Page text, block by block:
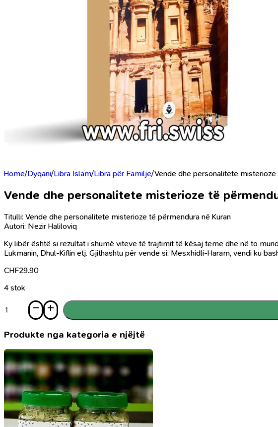
Home/Dyqani/Libra Islam/Libra për Familje/Vende dhe personalitete
Vende dhe personalitete misterioze të
Titulli: Vende dhe personalitete misterioze të përmendura në Kuran
Autori: Nezir Haliloviq
Ky libër është si rezultat i shumë viteve të trajtimit të kësaj teme dhe në to
Lukmanin, Dhul-Kiflin etj. Gjithashtu për vende si: Mesxhidli-Haram, vendi ku
CHF29.90
4 stok
Vende
personalitete
të
përmendura
në
Kuran
Produkte nga kategoria e njëjtë